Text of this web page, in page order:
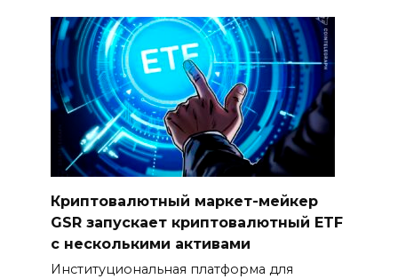
Криптовалютный маркет-мейкер
GSR запускает криптовалютный ETF
с несколькими активами
Институциональная платформа для